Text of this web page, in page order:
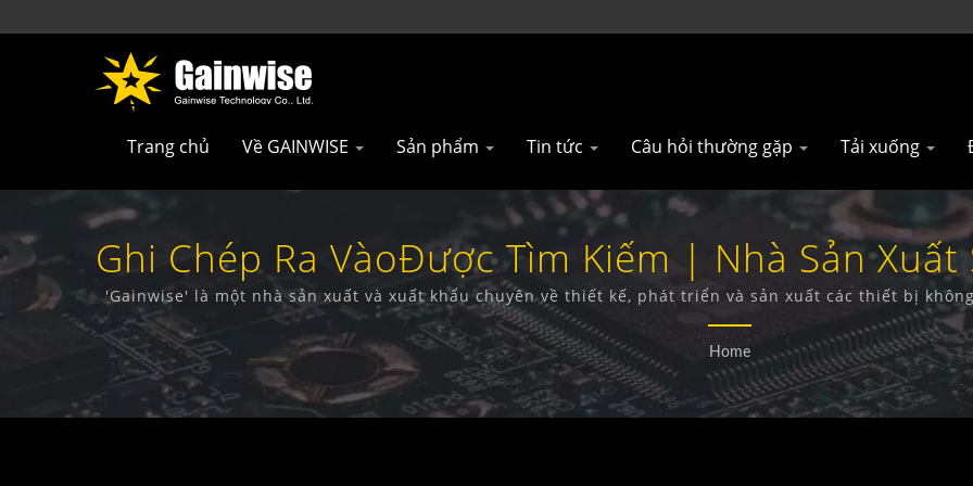
Trang chủ Về GAINWISE Sản phẩm Tin tức Câu hỏi thường gặp Tải xuống
Ghi Chép Ra VàoĐược Tìm Kiếm | Nhà Sản Xuất
Đài Loan | Gainwise Technology
'Gainwise' là một nhà sản xuất và xuất khẩu chuyên về thiết kế, phát triển và sản xuất các thiết bị
Báo khói 4G.
Home